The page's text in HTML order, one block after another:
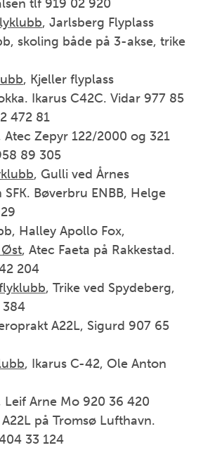
tlf 919 02 920
, Jarlsberg Flyplass
skoling både på 3-akse, trike
, Kjeller flyplass
Ikarus C42C. Vidar 977 85
472 81
Zepyr 122/2000 og 321
89 305
, Gulli ved Årnes
Bøverbru ENBB, Helge
Halley Apollo Fox,
Øst, Atec Faeta på Rakkestad.
204
, Trike ved Spydeberg,
384
A22L, Sigurd 907 65
, Ikarus C-42, Ole Anton
Leif Arne Mo 920 36 420
A22L på Tromsø Lufthavn.
33 124